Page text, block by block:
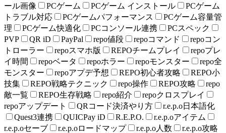
ール画像
PCゲーム PCゲーム インストール
PCゲーム
トラブル対応
PCゲームパフォーマンス
PCゲーム容量管
理
PCゲーム快適化 PCコンソール連携
PCスペック
PVP
QR iD PayPal repo値段 repoコマンド
repoコン
トローラー
repoスマホ版 REPOチームプレイ
repoプレ
イ時間
repoベータ repoホラー repoモンスター
repo全
モンスター
repoアプデ予想 REPO初心者攻略
REPO小
技集
REPO戦略テクニック repo操作 REPO攻略
repo
敵一覧
REPO生存戦略 repo紹介
repoクロスプレイ
repoアップデート
QRコード決済やり方
r.e.p.o日本語化
Quest3連携
QUICPay iD R.E.P.O.
r.e.p.oアイテム
r.e.p.oセーブ
r.e.p.oロードマップ r.e.p.o人数
r.e.p.o攻略